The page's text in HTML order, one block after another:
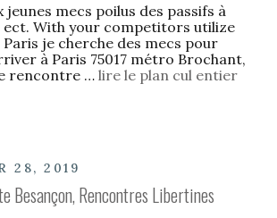
jeunes mecs poilus des passifs à
ect. With your competitors utilize
je cherche des mecs pour
à Paris 75017 métro Brochant,
rencontre … lire le plan cul entier
28, 2019
Besançon, Rencontres Libertines